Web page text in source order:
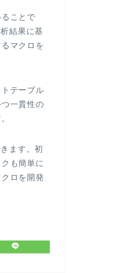
ことで
結果に基
マクロを
テーブル
一貫性の
ます。初
も簡単に
ロを開発